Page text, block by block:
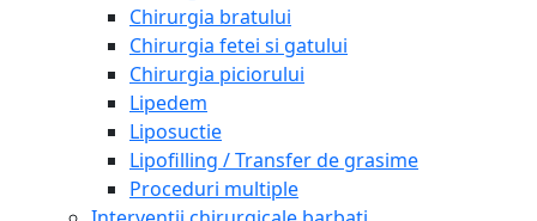
Chirurgia bratului
Chirurgia fetei si gatului
Chirurgia piciorului
Lipedem
Liposuctie
Lipofilling / Transfer de grasime
Proceduri multiple